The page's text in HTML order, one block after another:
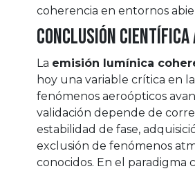
coherencia en entornos
Conclusión
La emisión lumínica
hoy una variable crítica en
fenómenos aeroópticos
validación depende de
estabilidad de fase,
exclusión de fenómenos
conocidos. En el paradigma